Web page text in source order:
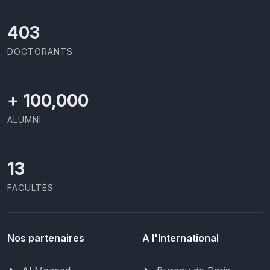
437
DOCTORANTS
+ 100,000
ALUMNI
13
FACULTÉS
Nos partenaires A l'International